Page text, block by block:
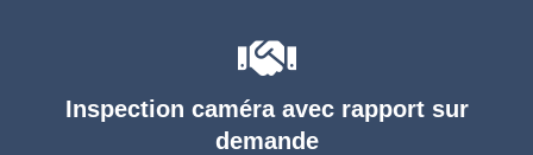
Inspection caméra avec rapport sur
demande